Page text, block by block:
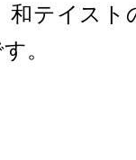
和テイスト
。